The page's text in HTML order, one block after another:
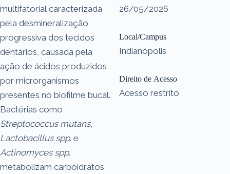
multifatorial caracterizada
pela desmineralização
progressiva dos tecidos
dentários, causada pela
ação de ácidos produzidos
por microrganismos
presentes no biofilme bucal.
Bactérias como
Streptococcus mutans,
Lactobacillus spp. e
Actinomyces spp.
metabolizam carboidratos
26/05/2026
Local/Campus
Indianópolis
Direito de Acesso
Acesso restrito